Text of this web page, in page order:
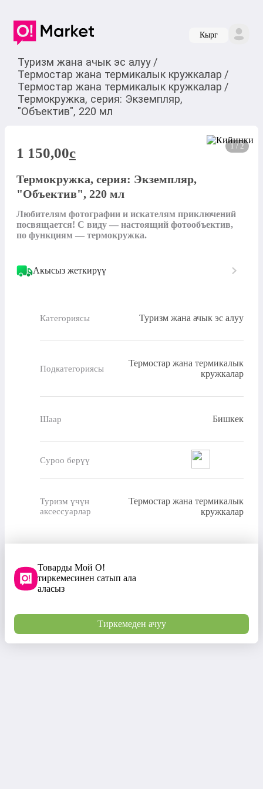
Кырг
Туризм жана ачык эс алуу /
Термостар жана термикалык кружкалар /
Термостар жана термикалык кружкалар /
Термокружка, серия: Экземпляр,
"Объектив", 220 мл
1 / 2
1 150,00c
Термокружка, серия: Экземпляр,
"Объектив", 220 мл
Любителям фотографии и искателям приключений
посвящается! С виду — настоящий фотообъектив,
по функциям — термокружка.
Акысыз жеткирүү
Категориясы Туризм жана ачык эс алуу
Подкатегориясы
Термостар жана термикалык
кружкалар
Шаар Бишкек
Суроо берүү
Туризм үчүн
аксессуарлар
Термостар жана термикалык
кружкалар
Товарды Мой О!
тиркемесинен сатып ала
аласыз
Тиркемеден ачуу